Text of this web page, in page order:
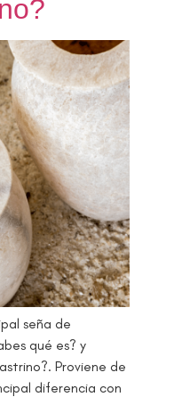
seña de
qué es? y
Proviene de
diferencia con